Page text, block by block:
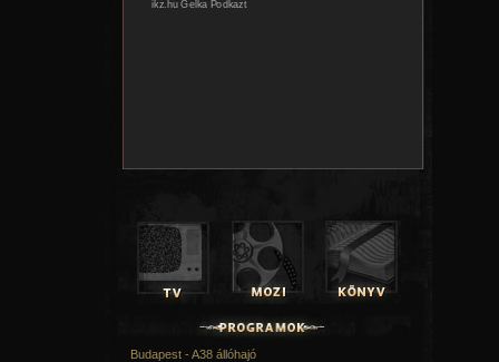
Budapest - A38 állóhajó